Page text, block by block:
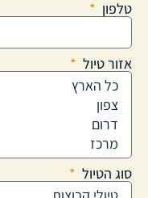
טלפון
אזור טיול
סוג הטיול